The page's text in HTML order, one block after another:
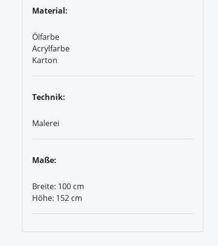
Material:
Ölfarbe
Acrylfarbe
Karton
Technik:
Malerei
Maße:
Breite: 100 cm
Höhe: 152 cm